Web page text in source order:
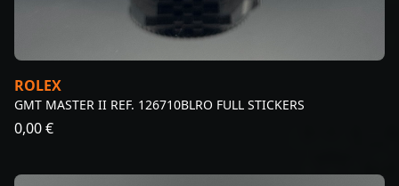
ROLEX
GMT MASTER II REF. 126710BLRO FULL STICKERS
0,00 €